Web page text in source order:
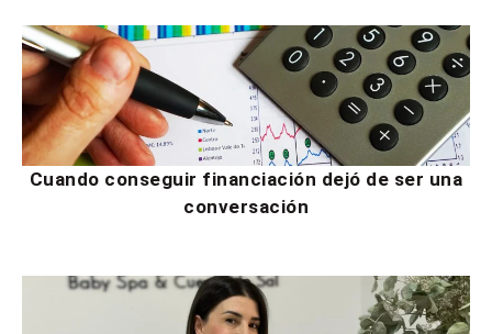
Cuando conseguir financiación dejó de ser una
conversación